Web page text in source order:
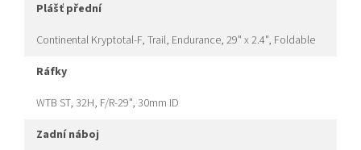
plášť přední
Continental Kryptotal-F, Trail, Endurance, 29" x 2.4", Foldable
ráfky
WTB ST, 32H, F/R-29", 30mm ID
zadní náboj